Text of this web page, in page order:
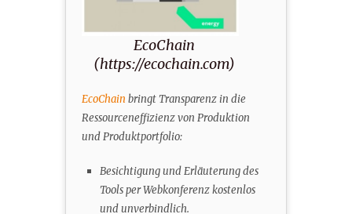
EcoChain
(https://ecochain.com)
EcoChain bringt Transparenz in die
Ressourceneffizienz von Produktion
und Produktportfolio:
Besichtigung und Erläuterung des
Tools per Webkonferenz kostenlos
und unverbindlich.